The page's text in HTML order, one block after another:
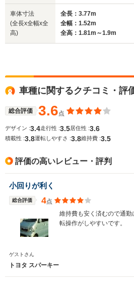
WLTCモード
燃費
車体寸法
(全長x全幅x全
高)
全長：3.77m
全幅：1.52m
全高：1.81m～1.9m
車種に関するクチコミ・評
総合評価 3.6点
デザイン :3.4走行性 :3.5 居住性 :3.6
積載性 :3.8運転しやすさ :3.8維持費 :3.5
評価の高いレビュー・評判
小回りが利く
総合評価 4点
維持費も安く済むので通
転操作がしやすいです。
ゲストさん
トヨタ スパーキー